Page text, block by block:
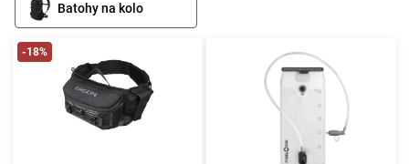
Batohy na kolo
-18%